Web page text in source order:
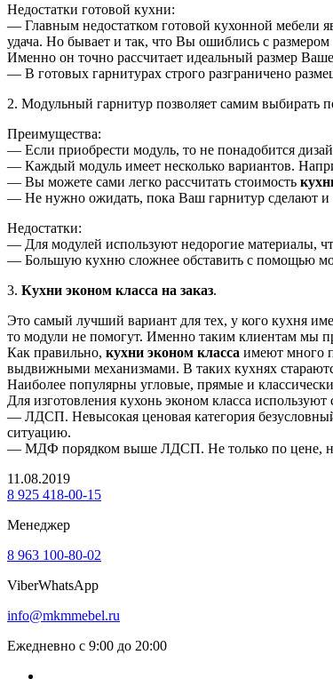
Недостатки готовой кухни:
— Главным недостатком готовой кухонной мебели
удача. Но бывает и так, что Вы ошиблись с
Именно он точно рассчитает идеальный размер
— В готовых гарнитурах строго разграничено
2. Модульный гарнитур позволяет самим выбирать
Преимущества:
— Если приобрести модуль, то не понадобится
— Каждый модуль имеет несколько вариантов.
— Вы можете сами легко рассчитать стоимость
— Не нужно ожидать, пока Ваш гарнитур сделают и
Недостатки:
— Для модулей используют недорогие материалы,
— Большую кухню сложнее обставить с помощью
3. Кухни эконом класса на заказ.
Это самый лучший вариант для тех, у кого кухня
то модули не помогут. Именно таким клиентам мы
Как правильно, кухни эконом класса имеют много
выдвижными механизмами. В таких кухнях
Наиболее популярны угловые, прямые и
Для изготовления кухонь эконом класса
— ЛДСП. Невысокая ценовая категория
ситуацию.
— МДФ порядком выше ЛДСП. Не только по цене, но
11.08.2019
8 925 418-00-15
Менеджер
8 963 100-80-02
ViberWhatsApp
info@mkmmebel.ru
Ежедневно с 9:00 до 20:00